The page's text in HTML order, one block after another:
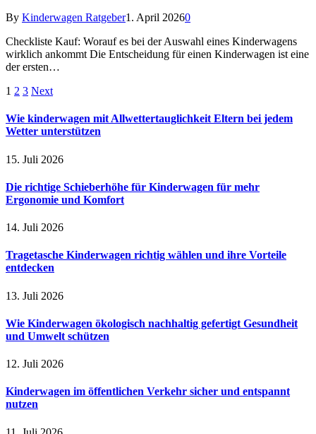
By Kinderwagen Ratgeber1. April 20260
Checkliste Kauf: Worauf es bei der Auswahl eines Kinderwagens
wirklich ankommt Die Entscheidung für einen Kinderwagen ist eine
der ersten…
1 2 3 Next
Wie kinderwagen mit Allwettertauglichkeit Eltern bei jedem
Wetter unterstützen
15. Juli 2026
Die richtige Schieberhöhe für Kinderwagen für mehr
Ergonomie und Komfort
14. Juli 2026
Tragetasche Kinderwagen richtig wählen und ihre Vorteile
entdecken
13. Juli 2026
Wie Kinderwagen ökologisch nachhaltig gefertigt Gesundheit
und Umwelt schützen
12. Juli 2026
Kinderwagen im öffentlichen Verkehr sicher und entspannt
nutzen